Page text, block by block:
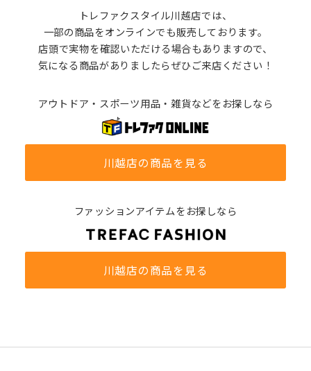
トレファクスタイル川越店では、
一部の商品をオンラインでも販売しております。
店頭で実物を確認いただける場合もありますので、
気になる商品がありましたらぜひご来店ください！
アウトドア・スポーツ用品・雑貨などをお探しなら
川越店の商品を見る
ファッションアイテムをお探しなら
川越店の商品を見る